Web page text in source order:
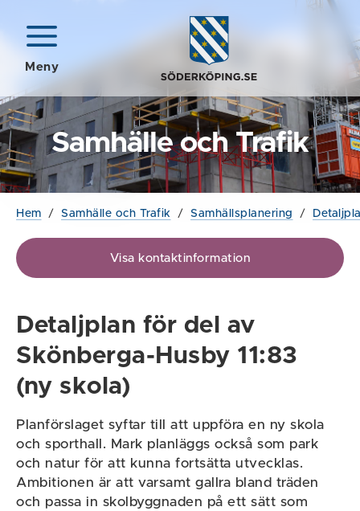
Meny
Samhälle och Trafik
Hem / Samhälle och Trafik / Samhällsplanering /
Visa kontaktinformation
Detaljplan för del av
Skönberga-Husby 11:83
(ny skola)
Planförslaget syftar till att uppföra en ny skola
och sporthall. Mark planläggs också som park
och natur för att kunna fortsätta utvecklas.
Ambitionen är att varsamt gallra bland träden
och passa in skolbyggnaden på ett sätt som